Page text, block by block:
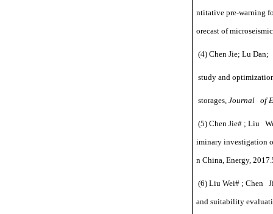
ntitative pre-warning
orecast of
(4) Chen Jie; Lu
study and
storages, Journal of
(5) Chen Jie# ; Liu
iminary investigation
n China, Energy,
(6) Liu Wei# ; Chen
and suitability